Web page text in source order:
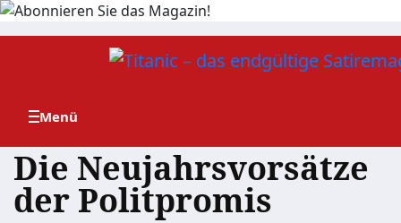
Zum
Die Neujahrsvorsätze
der Politpromis